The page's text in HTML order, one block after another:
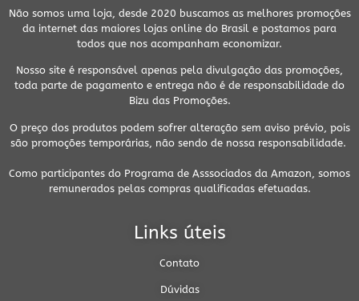
Não somos uma loja, desde 2020 buscamos as melhores promoções
da internet das maiores lojas online do Brasil e postamos para
todos que nos acompanham economizar.
Nosso site é responsável apenas pela divulgação das promoções,
toda parte de pagamento e entrega não é de responsabilidade do
Bizu das Promoções.
O preço dos produtos podem sofrer alteração sem aviso prévio, pois
são promoções temporárias, não sendo de nossa responsabilidade.
Como participantes do Programa de Asssociados da Amazon, somos
remunerados pelas compras qualificadas efetuadas.
Links úteis
Contato
Dúvidas